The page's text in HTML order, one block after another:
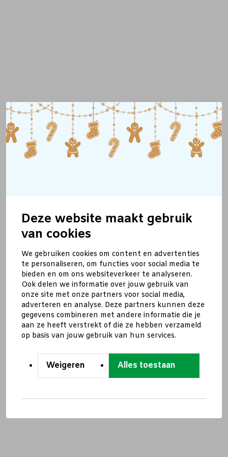
Deze website maakt gebruik
van cookies
We gebruiken cookies om content en advertenties
te personaliseren, om functies voor social media te
bieden en om ons websiteverkeer te analyseren.
Ook delen we informatie over jouw gebruik van
onze site met onze partners voor social media,
adverteren en analyse. Deze partners kunnen deze
gegevens combineren met andere informatie die je
aan ze heeft verstrekt of die ze hebben verzameld
op basis van jouw gebruik van hun services.
Weigeren Alles toestaan